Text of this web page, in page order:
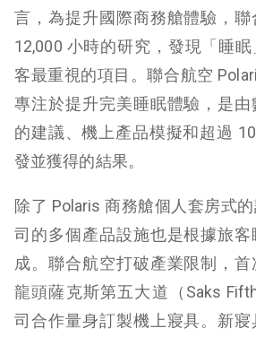
言，為提升國際商務艙體驗，
12,000 小時的研究，發現「睡
客最重視的項目。聯合航空
專注於提升完美睡眠體驗，是
的建議、機上產品模擬和超過
發並獲得的結果。
除了 Polaris 商務艙個人套房式
司的多個產品設施也是根據旅
成。聯合航空打破產業限制，
龍頭薩克斯第五大道（Saks
司合作量身訂製機上寢具。新